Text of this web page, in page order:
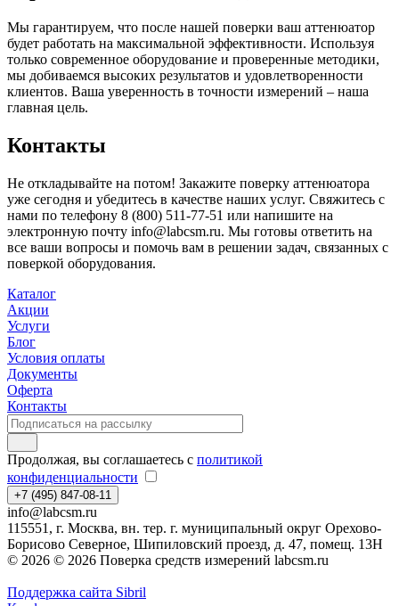
Мы гарантируем, что после нашей поверки ваш аттенюатор
будет работать на максимальной эффективности. Используя
только современное оборудование и проверенные методики,
мы добиваемся высоких результатов и удовлетворенности
клиентов. Ваша уверенность в точности измерений – наша
главная цель.
Контакты
Не откладывайте на потом! Закажите поверку аттенюатора
уже сегодня и убедитесь в качестве наших услуг. Свяжитесь с
нами по телефону 8 (800) 511-77-51 или напишите на
электронную почту info@labcsm.ru. Мы готовы ответить на
все ваши вопросы и помочь вам в решении задач, связанных с
поверкой оборудования.
Каталог
Акции
Услуги
Блог
Условия оплаты
Документы
Оферта
Контакты
Продолжая, вы соглашаетесь с политикой
конфиденциальности
+7 (495) 847-08-11
info@labcsm.ru
115551, г. Москва, вн. тер. г. муниципальный округ Орехово-
Борисово Северное, Шипиловский проезд, д. 47, помещ. 13Н
© 2026 © 2026 Поверка средств измерений labcsm.ru
Поддержка сайта Sibril